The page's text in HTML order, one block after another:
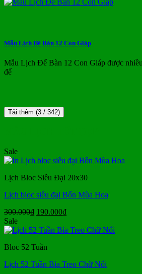
Mẫu Lịch Để Bàn 12 Con Giáp
Mẫu Lịch Để Bàn 12 Con Giáp được
để
Tải thêm (3 / 342)
Sale
Lịch Bloc Siêu Đại 20x30
Lịch bloc siêu đại Bốn Mùa Hoa
300.000₫ Giá
là:
190.000₫Giá
tại
Sale
Bloc 52 Tuần
Lịch 52 Tuần Bìa Treo Chữ Nổi